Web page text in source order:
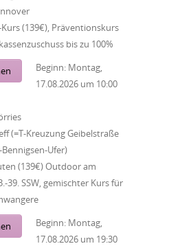
(139€), Präventionskurs
bis zu 100%
Beginn: Montag,
17.08.2026 um 10:00
(=T-Kreuzung Geibelstraße
Ufer)
(139€) Outdoor am
39. SSW, gemischter Kurs für
Beginn: Montag,
17.08.2026 um 19:30